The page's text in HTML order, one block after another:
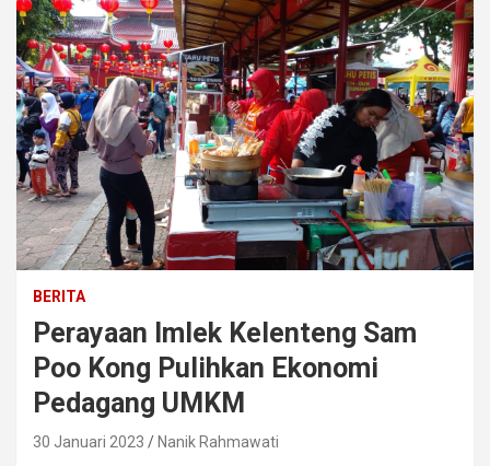
BERITA
Perayaan Imlek Kelenteng Sam
Poo Kong Pulihkan Ekonomi
Pedagang UMKM
30 Januari 2023 Nanik Rahmawati